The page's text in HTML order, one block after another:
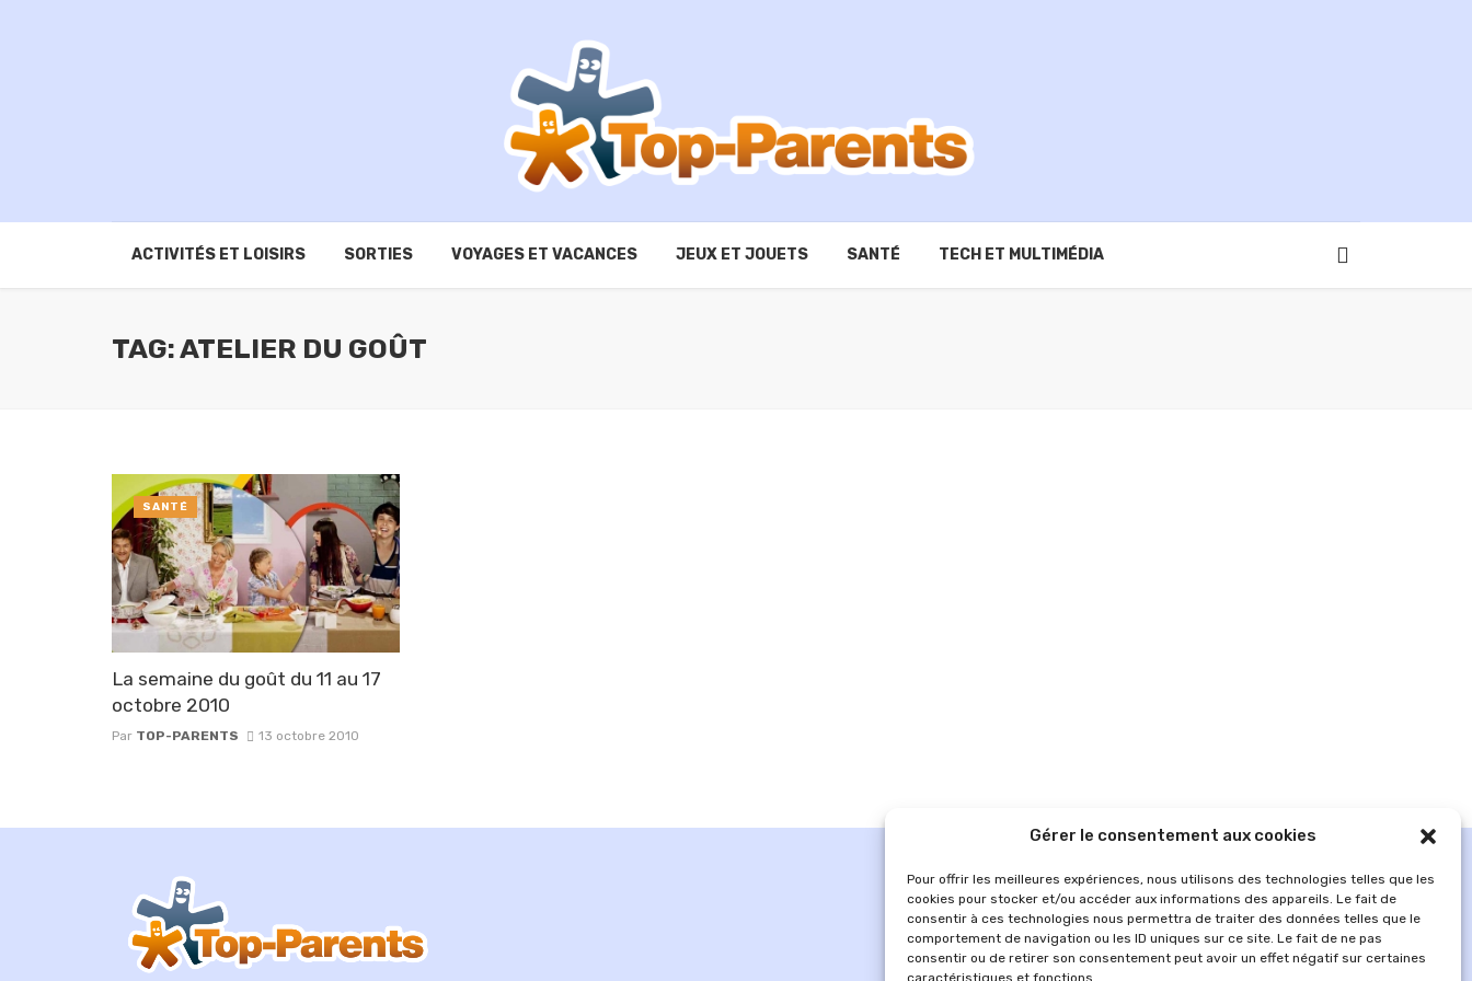
Gérer le consentement aux cookies
Pour offrir les meilleures expériences, nous utilisons des technologies telles que les
cookies pour stocker et/ou accéder aux informations des appareils. Le fait de
consentir à ces technologies nous permettra de traiter des données telles que le
comportement de navigation ou les ID uniques sur ce site. Le fait de ne pas
consentir ou de retirer son consentement peut avoir un effet négatif sur certaines
caractéristiques et fonctions.
ACTIVITÉS ET LOISIRS SORTIES VOYAGES ET VACANCES JEUX ET JOUETS SANTÉ TECH ET MULTIMÉDIA
TAG: ATELIER DU GOÛT
La semaine du goût du 11 au 17
octobre 2010
Par TOP-PARENTS 13 octobre 2010
SANTÉ